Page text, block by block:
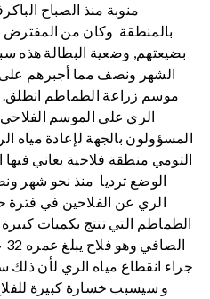
منوبة منذ الصباح
بالمنطقة وكان من المفترض
بضيعتهم, وضعية البطالة هذه
الشهر ونصف مما أجبرهم
موسم زراعة الطماطم انطلق.
الري على الموسم
المسؤولون بالجهة لإعادة مياه
التومي منطقة فلاحية يعاني
الوضع ترديا منذ نحو شهر
الري عن الفلاحين في
الطماطم التي تنتج بكميات
جراء انقطاع مياه الري لأن
و سيسبب خسارة كبيرة